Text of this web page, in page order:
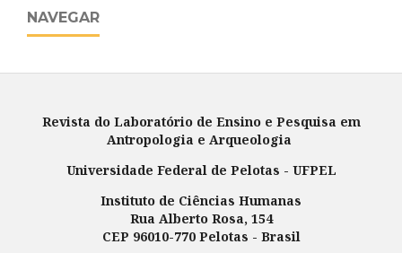
NAVEGAR
Revista do Laboratório de Ensino e Pesquisa em
Antropologia e Arqueologia
Universidade Federal de Pelotas - UFPEL
Instituto de Ciências Humanas
Rua Alberto Rosa, 154
CEP 96010-770 Pelotas - Brasil